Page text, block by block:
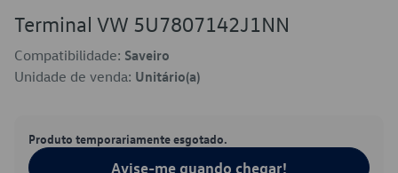
Terminal VW 5U7807142J1NN
Compatibilidade: Saveiro
Unidade de venda: Unitário(a)
Produto temporariamente esgotado.
Avise-me quando chegar!